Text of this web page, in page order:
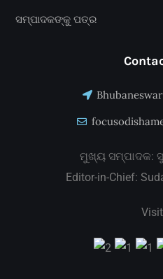
ସମ୍ପାଦକଙ୍କୁ ପତ୍ର
ମୁଖ୍ୟ ସମ୍ପାଦକ:
Editor-in-Chief: